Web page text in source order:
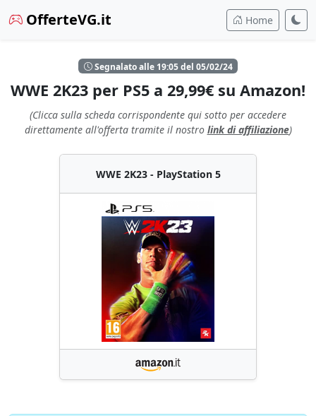
OfferteVG.it Home
Segnalato alle 19:05 del 05/02/24
WWE 2K23 per PS5 a 29,99€ su Amazon!
(Clicca sulla scheda corrispondente qui sotto per accedere
direttamente all'offerta tramite il nostro link di affiliazione)
WWE 2K23 - PlayStation 5